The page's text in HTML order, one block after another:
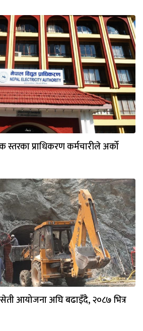
स्तरका प्राधिकरण कर्मचारीले अर्को
आयोजना अघि बढाइँदै, २०८७ भित्र